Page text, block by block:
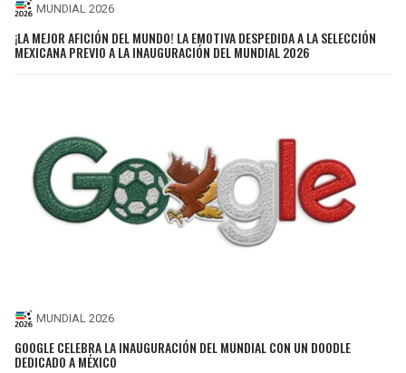
MUNDIAL 2026
¡LA MEJOR AFICIÓN DEL MUNDO! LA EMOTIVA DESPEDIDA A LA SELECCIÓN
MEXICANA PREVIO A LA INAUGURACIÓN DEL MUNDIAL 2026
MUNDIAL 2026
GOOGLE CELEBRA LA INAUGURACIÓN DEL MUNDIAL CON UN DOODLE
DEDICADO A MÉXICO